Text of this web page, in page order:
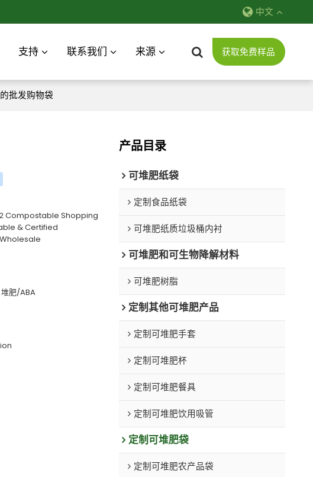
中文
支持 联系我们 来源 获取免费样品
批发购物袋
Compostable Shopping
& Certified
肥/ABA
产品目录
可堆肥纸袋
定制食品纸袋
可堆肥纸质垃圾桶内衬
可堆肥和可生物降解材料
可堆肥树脂
定制其他可堆肥产品
定制可堆肥手套
定制可堆肥杯
定制可堆肥餐具
定制可堆肥饮用吸管
定制可堆肥袋
定制可堆肥农产品袋